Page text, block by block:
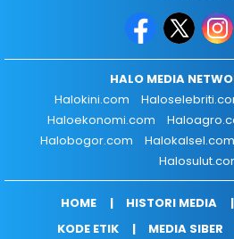
HALO MEDIA
Halokini.com
Haloekonomi.com
Halobogor.com
Halokalsel.com
HOME HISTORI MEDIA
KODE ETIK
MEDIA SIBER